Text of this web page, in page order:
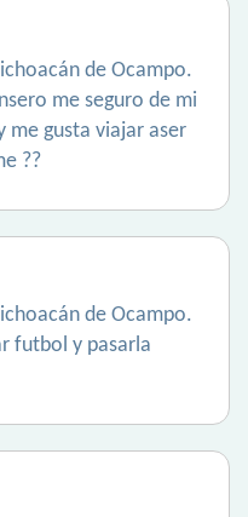
de Ocampo.
me seguro de mi
gusta viajar aser
??
de Ocampo.
futbol y pasarla